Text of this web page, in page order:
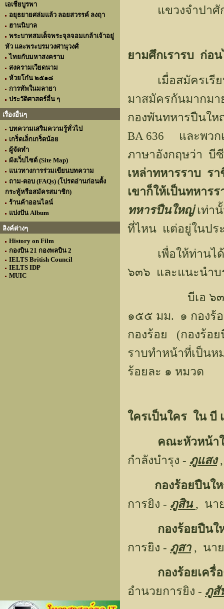
เอเชียบูรพา
อยุธยายศล่มแล้ว ลอยสวรรค์ ลงฤา
ฮานนิบาล
พระบาทสมเด็จพระจุลจอมเกล้าเจ้าอยู่
หัว และพระบรมวงศานุวงศ์
ไทยกับมหาสงคราม
สงครามเวียดนาม
ห้วยโก๋น ๒๕๑๘
การทัพในมลายา
ประวัติศาสตร์อื่น ๆ
เรื่องอื่นๆ
บทความเสริมความรู้ทั่วไป
เกร็ดเล็กเกร็ดน้อย
ผู้จัดทำ
ผังเว็บไซต์ (Site Map)
แนวทางการร่วมเขียนบทความ
ถาม-ตอบ (FAQs) (โปรดอ่านก่อนตั้ง
กระทู้หรือสมัครสมาชิก)
ร้านค้าออนไลน์
แบ่งปัน Album
ลิงค์ต่างๆ
History on Film
กองบิน 21 กองพลบิน 2
IELTS British Council
IELTS IDP
MUIC
แขวงจำปาศั
ยามศึกเรารบ ก่อ
เมื่อสมัครเรียบ
มาสมัครกันมากม
กองพันทหารปืนให
BA 636 และพวก
ภาษาอังกฤษว่า บี
เหล่าทหารราบ
เขาก็ให้เป็นทหารร
ทหารปืนใหญ่เท่า
ที่ไหน แต่อยู่ในปร
เพื่อให้ท่านได้ติ
๖๓๖ และแนะนำบ
บีเอ ๖๓๖ ประ
๑๕๕ มม. ๑ กองร้
กองร้อย (กองร้อ
ราบทำหน้าที่เป็นห
ร้อยละ ๑ หมวด
ใครเป็นใคร ใน บี
คณะหัวหน้า
กำลังบำรุง - ภูแสง,
กองร้อยปืน
การยิง - ภูสิน, นา
กองร้อยปืน
การยิง - ภูสา, นาย
กองร้อยเครื่
อำนวยการยิง - ภูสั